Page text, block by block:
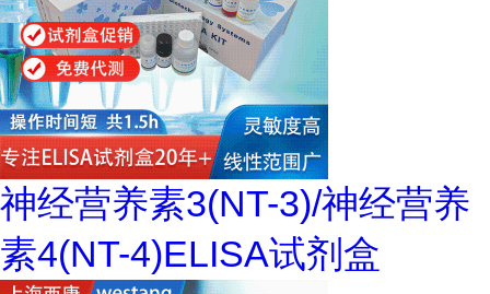
神经营养素3(NT-3)/神经营养
素4(NT-4)ELISA试剂盒